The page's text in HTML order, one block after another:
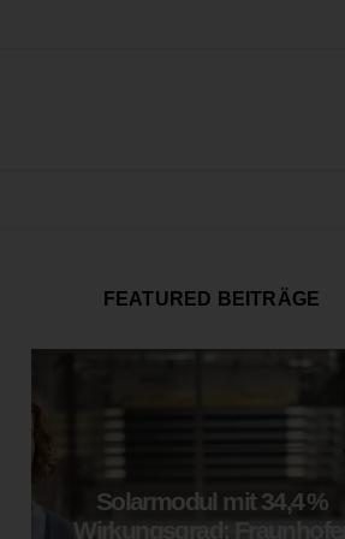
FEATURED BEITRÄGE
Solarmodul mit 34,4 %
Wirkungsgrad: